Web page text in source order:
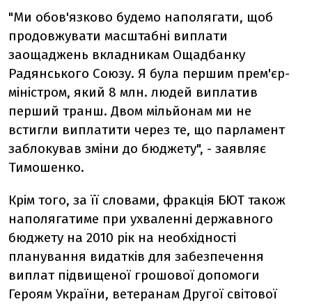
"Ми обов'язково будемо наполягати, щоб
продовжувати масштабні виплати
заощаджень вкладникам Ощадбанку
Радянського Союзу. Я була першим прем'єр-
міністром, який 8 млн. людей виплатив
перший транш. Двом мільйонам ми не
встигли виплатити через те, що парламент
заблокував зміни до бюджету", - заявляє
Тимошенко.
Крім того, за її словами, фракція БЮТ також
наполягатиме при ухваленні державного
бюджету на 2010 рік на необхідності
планування видатків для забезпечення
виплат підвищеної грошової допомоги
Героям України, ветеранам Другої світової